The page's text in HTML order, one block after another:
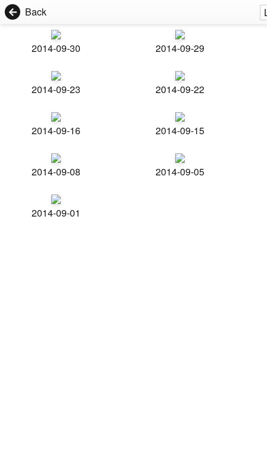
Back
2014-09-30 2014-09-29
2014-09-23 2014-09-22
2014-09-16 2014-09-15
2014-09-08 2014-09-05
2014-09-01